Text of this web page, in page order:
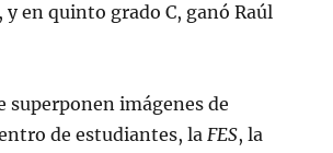
y en quinto grado C, ganó Raúl
superponen imágenes de
de estudiantes, laFES, la